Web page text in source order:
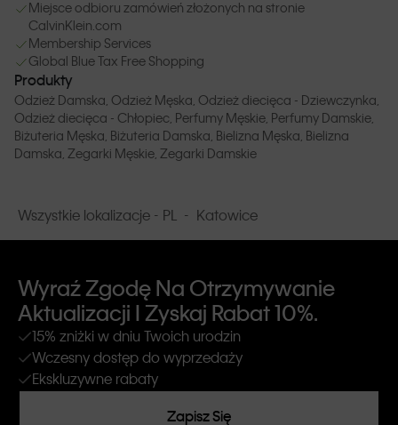
Miejsce odbioru zamówień złożonych na stronie
CalvinKlein.com
Membership Services
Global Blue Tax Free Shopping
Produkty
Odzież Damska , Odzież Męska , Odzież diecięca - Dziewczynka
Odzież diecięca - Chłopiec , Perfumy Męskie , Perfumy Damskie
Biżuteria Męska , Biżuteria Damska , Bielizna Męska , Bielizna
Damska , Zegarki Męskie , Zegarki Damskie
Wszystkie lokalizacje - PL - Katowice
Wyraź Zgodę Na Otrzymywanie
Aktualizacji I Zyskaj Rabat 10%.
15% zniżki w dniu Twoich urodzin
Wczesny dostęp do wyprzedaży
Ekskluzywne rabaty
Zapisz Się